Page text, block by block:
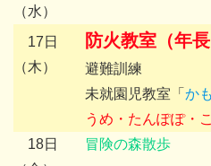
（水）
17日
（木）
防火教室（年
避難訓練
未就園児教室「 か
うめ・たんぽぽ・
18日
冒険の森散歩